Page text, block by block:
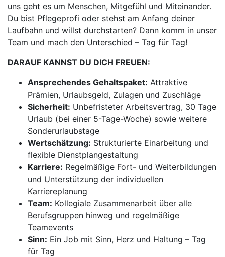
uns geht es um Menschen, Mitgefühl und Miteinander.
Du bist Pflegeprofi oder stehst am Anfang deiner
Laufbahn und willst durchstarten? Dann komm in unser
Team und mach den Unterschied – Tag für Tag!
DARAUF KANNST DU DICH FREUEN:
Ansprechendes Gehaltspaket: Attraktive
Prämien, Urlaubsgeld, Zulagen und Zuschläge
Sicherheit: Unbefristeter Arbeitsvertrag, 30 Tage
Urlaub (bei einer 5-Tage-Woche) sowie weitere
Sonderurlaubstage
Wertschätzung: Strukturierte Einarbeitung und
flexible Dienstplangestaltung
Karriere: Regelmäßige Fort- und Weiterbildungen
und Unterstützung der individuellen
Karriereplanung
Team: Kollegiale Zusammenarbeit über alle
Berufsgruppen hinweg und regelmäßige
Teamevents
Sinn: Ein Job mit Sinn, Herz und Haltung – Tag
für Tag